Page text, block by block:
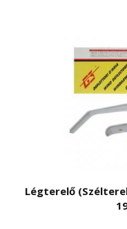
Légterelő